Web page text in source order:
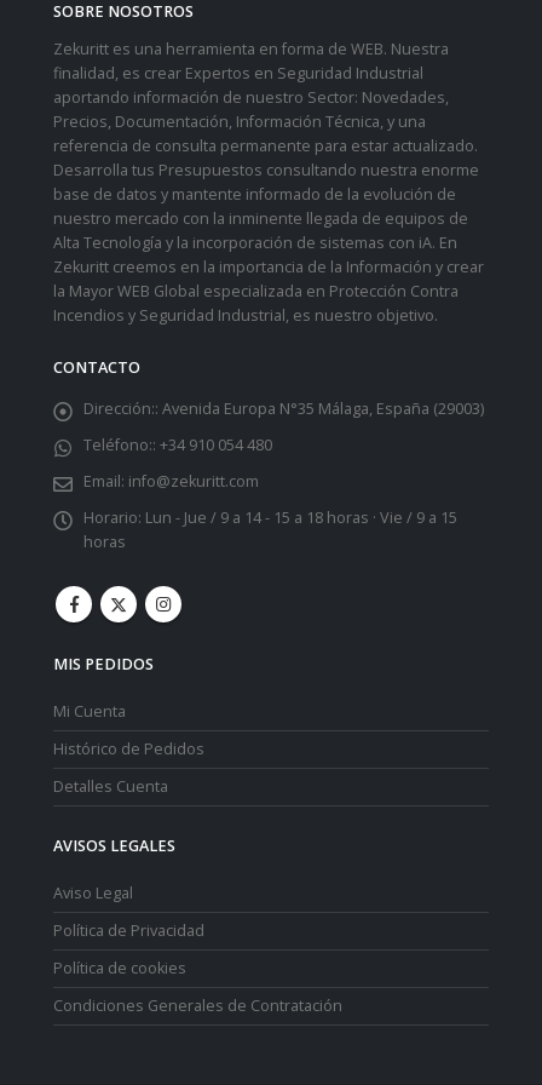
SOBRE NOSOTROS
Zekuritt es una herramienta en forma de WEB. Nuestra
finalidad, es crear Expertos en Seguridad Industrial
aportando información de nuestro Sector: Novedades,
Precios, Documentación, Información Técnica, y una
referencia de consulta permanente para estar actualizado.
Desarrolla tus Presupuestos consultando nuestra enorme
base de datos y mantente informado de la evolución de
nuestro mercado con la inminente llegada de equipos de
Alta Tecnología y la incorporación de sistemas con iA. En
Zekuritt creemos en la importancia de la Información y crear
la Mayor WEB Global especializada en Protección Contra
Incendios y Seguridad Industrial, es nuestro objetivo.
CONTACTO
Dirección:: Avenida Europa N°35 Málaga, España (29003)
Teléfono:: +34 910 054 480
Email: info@zekuritt.com
Horario: Lun - Jue / 9 a 14 - 15 a 18 horas · Vie / 9 a 15
horas
MIS PEDIDOS
Mi Cuenta
Histórico de Pedidos
Detalles Cuenta
AVISOS LEGALES
Aviso Legal
Política de Privacidad
Política de cookies
Condiciones Generales de Contratación